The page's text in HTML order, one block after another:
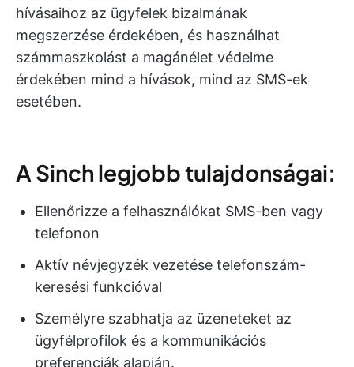
hívásaihoz az ügyfelek bizalmának
megszerzése érdekében, és használhat
számmaszkolást a magánélet védelme
érdekében mind a hívások, mind az SMS-ek
esetében.
A Sinch legjobb tulajdonságai:
Ellenőrizze a felhasználókat SMS-ben vagy
telefonon
Aktív névjegyzék vezetése telefonszám-
keresési funkcióval
Személyre szabhatja az üzeneteket az
ügyfélprofilok és a kommunikációs
preferenciák alapján.